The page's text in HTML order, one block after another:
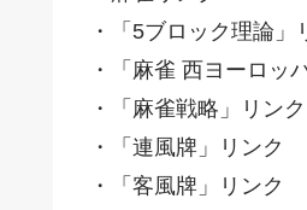
・「5ブロック理論」
・「麻雀 西ヨーロッ
・「麻雀戦略」リンク
・「連風牌」リンク
・「客風牌」リンク